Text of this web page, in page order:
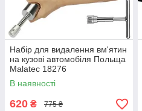
Набір для видалення вм'ятин
на кузові автомобіля Польща
Malatec 18276
В наявності
620 ₴ 775 ₴